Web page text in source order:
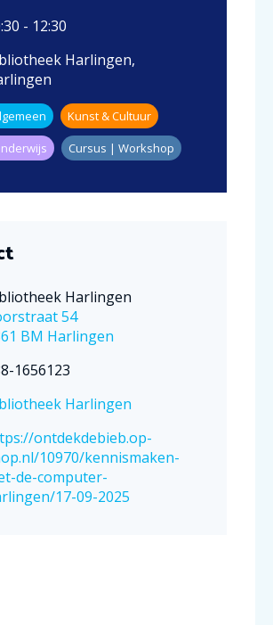
- 12:30
Harlingen,
Kunst & Cultuur
Cursus | Workshop
Harlingen
54
BM Harlingen
1656123
Harlingen
ontdekdebieb.op-
10970/kennismaken-
de-computer-
17-09-2025